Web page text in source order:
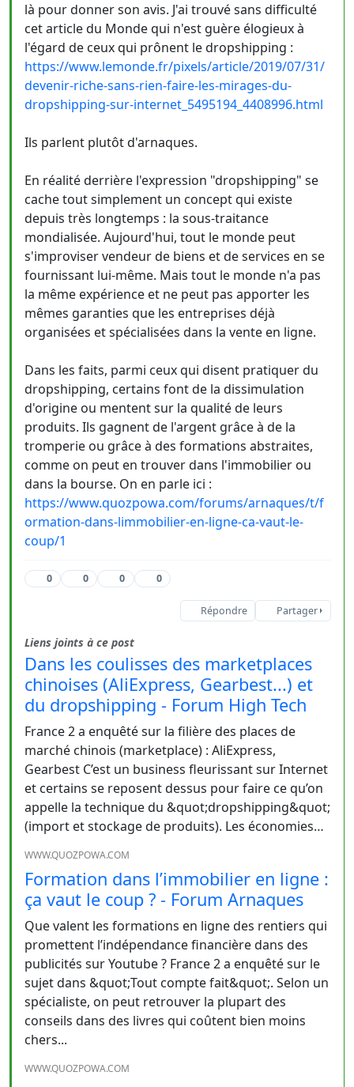
là pour donner son avis. J'ai trouvé sans difficulté
cet article du Monde qui n'est guère élogieux à
l'égard de ceux qui prônent le dropshipping :
https://www.lemonde.fr/pixels/article/2019/07/31/
devenir-riche-sans-rien-faire-les-mirages-du-
dropshipping-sur-internet_5495194_4408996.html
Ils parlent plutôt d'arnaques.
En réalité derrière l'expression "dropshipping" se
cache tout simplement un concept qui existe
depuis très longtemps : la sous-traitance
mondialisée. Aujourd'hui, tout le monde peut
s'improviser vendeur de biens et de services en se
fournissant lui-même. Mais tout le monde n'a pas
la même expérience et ne peut pas apporter les
mêmes garanties que les entreprises déjà
organisées et spécialisées dans la vente en ligne.
Dans les faits, parmi ceux qui disent pratiquer du
dropshipping, certains font de la dissimulation
d'origine ou mentent sur la qualité de leurs
produits. Ils gagnent de l'argent grâce à de la
tromperie ou grâce à des formations abstraites,
comme on peut en trouver dans l'immobilier ou
dans la bourse. On en parle ici :
https://www.quozpowa.com/forums/arnaques/t/f
ormation-dans-limmobilier-en-ligne-ca-vaut-le-
coup/1
0 0 0 0
Répondre Partager
Liens joints à ce post
Dans les coulisses des marketplaces
chinoises (AliExpress, Gearbest...) et
du dropshipping - Forum High Tech
France 2 a enquêté sur la filière des places de
marché chinois (marketplace) : AliExpress,
Gearbest C’est un business fleurissant sur Internet
et certains se reposent dessus pour faire ce qu’on
appelle la technique du &quot;dropshipping&quot;
(import et stockage de produits). Les économies…
WWW.QUOZPOWA.COM
Formation dans l’immobilier en ligne :
ça vaut le coup ? - Forum Arnaques
Que valent les formations en ligne des rentiers qui
promettent l’indépendance financière dans des
publicités sur Youtube ? France 2 a enquêté sur le
sujet dans &quot;Tout compte fait&quot;. Selon un
spécialiste, on peut retrouver la plupart des
conseils dans des livres qui coûtent bien moins
chers...
WWW.QUOZPOWA.COM